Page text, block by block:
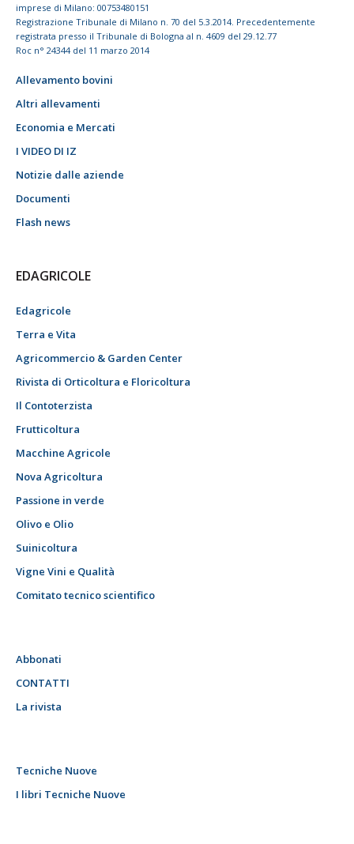
imprese di Milano: 00753480151
Registrazione Tribunale di Milano n. 70 del 5.3.2014. Precedentemente
registrata presso il Tribunale di Bologna al n. 4609 del 29.12.77
Roc n° 24344 del 11 marzo 2014
Allevamento bovini
Altri allevamenti
Economia e Mercati
I VIDEO DI IZ
Notizie dalle aziende
Documenti
Flash news
EDAGRICOLE
Edagricole
Terra e Vita
Agricommercio & Garden Center
Rivista di Orticoltura e Floricoltura
Il Contoterzista
Frutticoltura
Macchine Agricole
Nova Agricoltura
Passione in verde
Olivo e Olio
Suinicoltura
Vigne Vini e Qualità
Comitato tecnico scientifico
Abbonati
CONTATTI
La rivista
Tecniche Nuove
I libri Tecniche Nuove